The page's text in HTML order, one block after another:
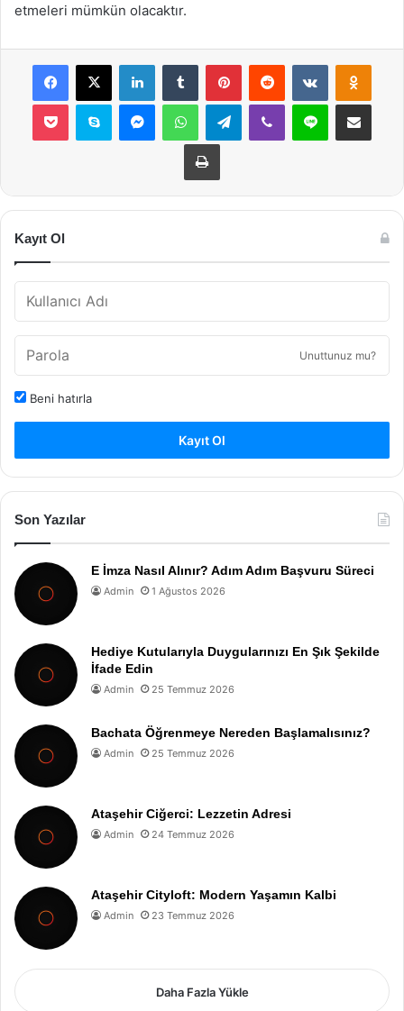
etmeleri mümkün olacaktır.
Facebook
X LinkedInTumblr PinterestReddit VKontakte
Pocket Skype MessengerWhatsAppTelegramViber Line E-Posta ile
Yazdır
Kayıt Ol
Unuttunuz mu?
Beni hatırla
Kayıt Ol
Son Yazılar
E İmza Nasıl Alınır? Adım Adım Başvuru Süreci
Admin 1 Ağustos 2026
Hediye Kutularıyla Duygularınızı En Şık Şekilde
İfade Edin
Admin 25 Temmuz 2026
Bachata Öğrenmeye Nereden Başlamalısınız?
Admin 25 Temmuz 2026
Ataşehir Ciğerci: Lezzetin Adresi
Admin 24 Temmuz 2026
Ataşehir Cityloft: Modern Yaşamın Kalbi
Admin 23 Temmuz 2026
Daha Fazla Yükle